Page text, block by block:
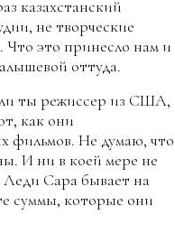
казахстанский
не творческие
Что это принесло нам и
оттуда.
ты режиссер из США,
как они
фильмов. Не думаю, что
И ни в коей мере не
Леди Сара бывает на
суммы, которые они